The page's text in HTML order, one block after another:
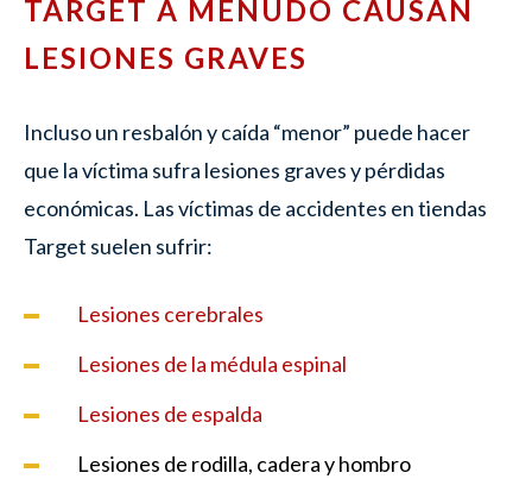
TARGET A MENUDO CAUSAN
LESIONES GRAVES
Incluso un resbalón y caída “menor” puede hacer
que la víctima sufra lesiones graves y pérdidas
económicas. Las víctimas de accidentes en tiendas
Target suelen sufrir:
Lesiones cerebrales
Lesiones de la médula espinal
Lesiones de espalda
Lesiones de rodilla, cadera y hombro